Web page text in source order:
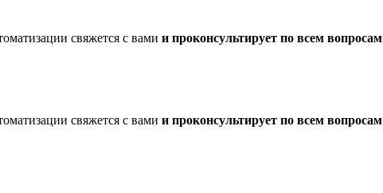
свяжется с вами и проконсультирует по всем вопросам
свяжется с вами и проконсультирует по всем вопросам